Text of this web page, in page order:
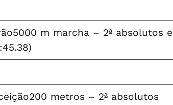
m marcha – 2ª absolutos e
metros – 2ª absolutos